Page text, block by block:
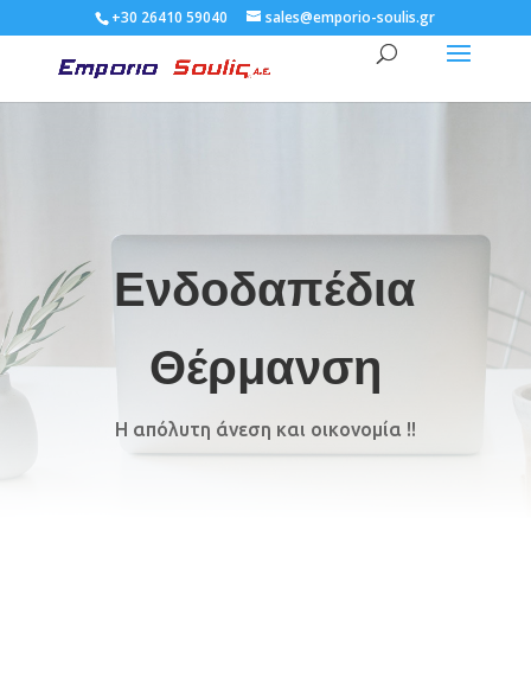
+30 26410 59040 sales@emporio-soulis.gr
Ενδοδαπέδια
Θέρμανση
Η απόλυτη άνεση και οικονομία !!